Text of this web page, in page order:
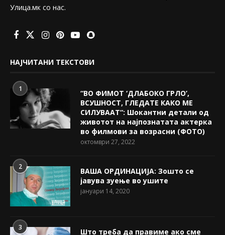
Улица.мк со нас.
НАЈЧИТАНИ ТЕКСТОВИ
1
“ВО ФИМОТ ‘ДЛАБОКО ГРЛО’,
ВСУШНОСТ, ГЛЕДАТЕ КАКО МЕ
СИЛУВААТ“: Шокантни детали од
животот на најпознатата актерка
во филмови за возрасни (ФОТО)
октомври 27, 2022
2
ВАША ОРДИНАЦИЈА: Зошто се
јавува зуење во ушите
јануари 14, 2020
3
Што треба да правиме ако сме